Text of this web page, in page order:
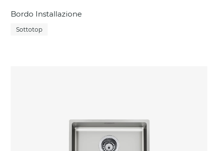
Bordo Installazione
Sottotop